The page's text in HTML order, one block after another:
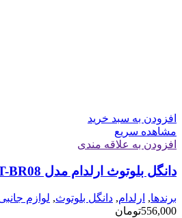
افزودن به سبد خرید
مشاهده سریع
افزودن به علاقه مندی
دانگل بلوتوث ارلدام مدل ET-BR08
برندها, ارلدام, دانگل بلوتوث, لوازم
556,000تومان